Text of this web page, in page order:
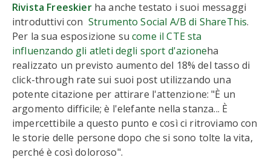
Rivista Freeskier ha anche testato i suoi messaggi
introduttivi con Strumento Social A/B di ShareThis.
Per la sua esposizione sucome il CTE sta
influenzando gli atleti degli sport d'azioneha
realizzato un previsto aumento del 18% del tasso di
click-through rate sui suoi post utilizzando una
potente citazione per attirare l'attenzione: "È un
argomento difficile; è l'elefante nella stanza... È
impercettibile a questo punto e così ci ritroviamo con
le storie delle persone dopo che si sono tolte la vita,
perché è così doloroso".